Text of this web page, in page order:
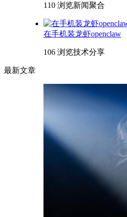
110 浏览新闻聚合
在手机装龙虾openclaw
106 浏览技术分享
最新文章